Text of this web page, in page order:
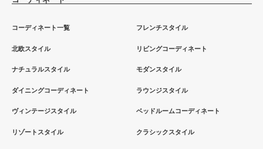
コーディネート一覧 フレンチスタイル
北欧スタイル リビングコーディネート
ナチュラルスタイル モダンスタイル
ダイニングコーディネート ラウンジスタイル
ヴィンテージスタイル ベッドルームコーディネート
リゾートスタイル クラシックスタイル